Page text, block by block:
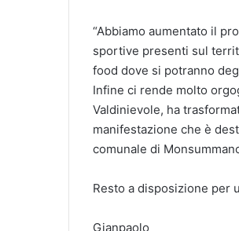
“Abbiamo aumentato il
sportive presenti sul
food dove si potranno
Infine ci rende molto
Valdinievole, ha
manifestazione che è
comunale di
Resto a disposizione per
Gianpaolo